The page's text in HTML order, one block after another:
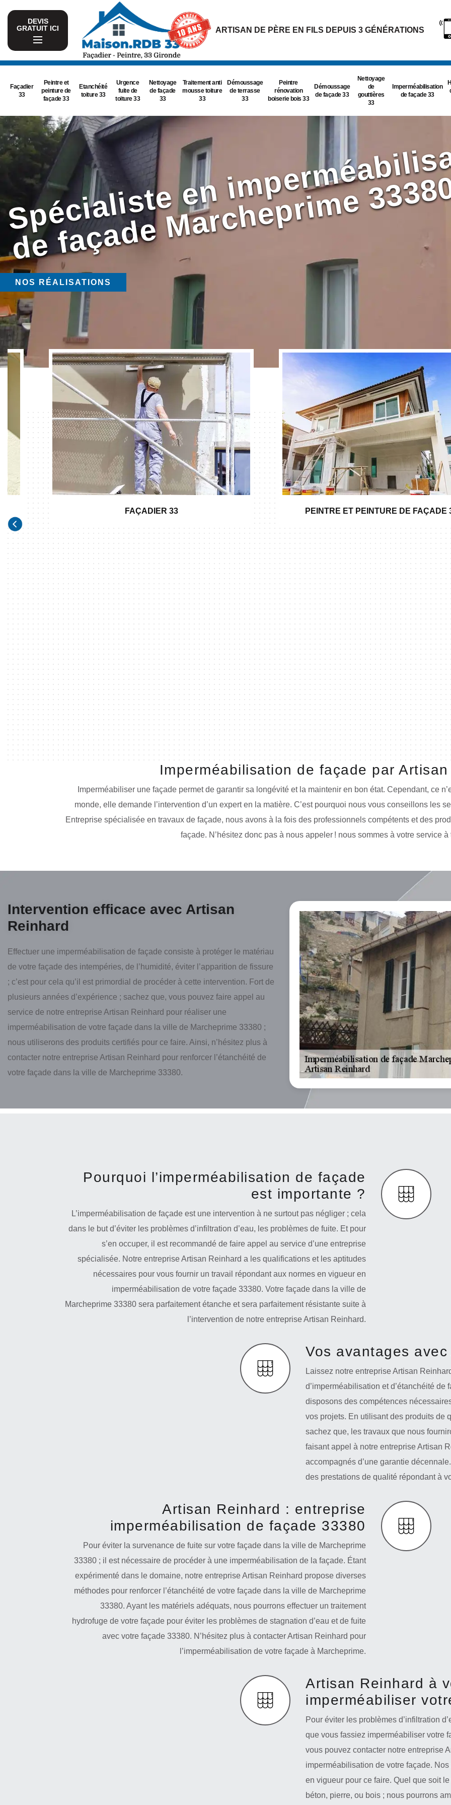
DEVIS
GRATUIT ICI
ARTISAN DE PÈRE EN FILS DEPUIS 3 GÉNÉRATIONS
Façadier
33
Peintre et
peinture de
façade 33
Etanchéité
toiture 33
Urgence
fuite de
toiture 33
Nettoyage
de façade
33
Traitement anti
mousse toiture
33
Démoussage
de terrasse
33
Peintre
rénovation
boiserie bois 33
Démoussage
de façade 33
Nettoyage
de
gouttières
33
Imperméabilisation
de façade 33
NOS RÉALISATIONS
FAÇADIER 33 PEINTRE ET PEINTURE DE FAÇADE
Imperméabilisation de façade par
Imperméabiliser une façade permet de garantir sa longévité et la maintenir en bon état. Cependant, ce
monde, elle demande l’intervention d’un expert en la matière. C’est pourquoi nous vous conseillons les
Entreprise spécialisée en travaux de façade, nous avons à la fois des professionnels compétents et des
façade. N’hésitez donc pas à nous appeler ! nous sommes à votre service à
Intervention efficace avec Artisan
Reinhard
Effectuer une imperméabilisation de façade consiste à protéger le matériau
de votre façade des intempéries, de l’humidité, éviter l’apparition de fissure
; c’est pour cela qu’il est primordial de procéder à cette intervention. Fort de
plusieurs années d’expérience ; sachez que, vous pouvez faire appel au
service de notre entreprise Artisan Reinhard pour réaliser une
imperméabilisation de votre façade dans la ville de Marcheprime 33380 ;
nous utiliserons des produits certifiés pour ce faire. Ainsi, n’hésitez plus à
contacter notre entreprise Artisan Reinhard pour renforcer l’étanchéité de
votre façade dans la ville de Marcheprime 33380.
Pourquoi l’imperméabilisation de façade
est importante ?
L’imperméabilisation de façade est une intervention à ne surtout pas négliger ; cela
dans le but d’éviter les problèmes d’infiltration d’eau, les problèmes de fuite. Et pour
s’en occuper, il est recommandé de faire appel au service d’une entreprise
spécialisée. Notre entreprise Artisan Reinhard a les qualifications et les aptitudes
nécessaires pour vous fournir un travail répondant aux normes en vigueur en
imperméabilisation de votre façade 33380. Votre façade dans la ville de
Marcheprime 33380 sera parfaitement étanche et sera parfaitement résistante suite à
l’intervention de notre entreprise Artisan Reinhard.
Vos avantages
Laissez notre entreprise Artisan
d’imperméabilisation et d’étanchéité
disposons des compétences
vos projets. En utilisant des produits de
sachez que, les travaux que nous
faisant appel à notre entreprise Artisan
accompagnés d’une garantie
des prestations de qualité répondant à
Artisan Reinhard : entreprise
imperméabilisation de façade 33380
Pour éviter la survenance de fuite sur votre façade dans la ville de Marcheprime
33380 ; il est nécessaire de procéder à une imperméabilisation de la façade. Étant
expérimenté dans le domaine, notre entreprise Artisan Reinhard propose diverses
méthodes pour renforcer l’étanchéité de votre façade dans la ville de Marcheprime
33380. Ayant les matériels adéquats, nous pourrons effectuer un traitement
hydrofuge de votre façade pour éviter les problèmes de stagnation d’eau et de fuite
avec votre façade 33380. N’hésitez plus à contacter Artisan Reinhard pour
l’imperméabilisation de votre façade à Marcheprime.
Artisan Reinhard à
imperméabiliser
Pour éviter les problèmes d’infiltration
que vous fassiez imperméabiliser votre
vous pouvez contacter notre entreprise
imperméabilisation de votre façade.
en vigueur pour ce faire. Quel que soit
béton, pierre, ou bois ; nous pourrons